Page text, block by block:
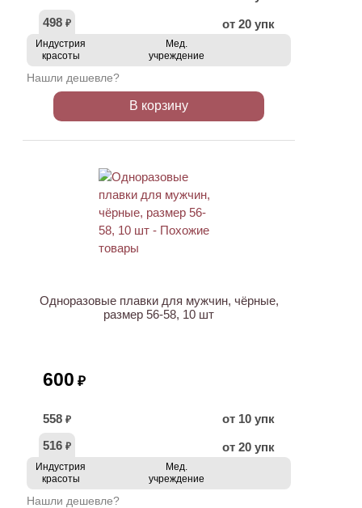
498 ₽ от 20 упк
Индустрия
красоты
Мед.
учреждение
Нашли дешевле?
В корзину
Одноразовые плавки для мужчин, чёрные,
размер 56-58, 10 шт
600 ₽
558 ₽
от 10 упк
516 ₽ от 20 упк
Индустрия
красоты
Мед.
учреждение
Нашли дешевле?